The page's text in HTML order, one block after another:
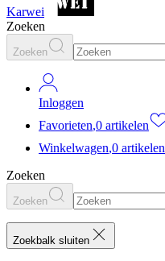
Karwei
Zoeken
Zoeken
Inloggen
Favorieten,0 artikelen
Winkelwagen,0 artikelen
Zoeken
Zoeken
Zoekbalk sluiten